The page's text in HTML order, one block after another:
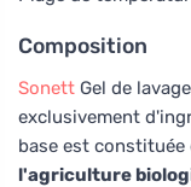
Composition
Sonett Gel de
exclusivement
base est constituée
l'agriculture